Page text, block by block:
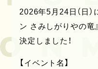
2026年5月24日（日
ン さみしがりやの竜
決定しました！
【イベント名】